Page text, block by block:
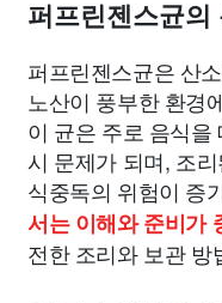
퍼프린젠스균의
퍼프린젠스균은 산
노산이 풍부한 환경
이 균은 주로 음식
시 문제가 되며, 조
식중독의 위험이 증
서는 이해와 준비가
전한 조리와 보관